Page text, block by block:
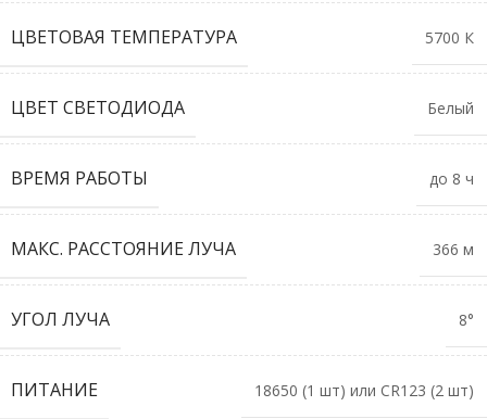
ЦВЕТОВАЯ ТЕМПЕРАТУРА 5700 К
ЦВЕТ СВЕТОДИОДА Белый
ВРЕМЯ РАБОТЫ до 8 ч
МАКС. РАССТОЯНИЕ ЛУЧА 366 м
УГОЛ ЛУЧА 8°
ПИТАНИЕ 18650 (1 шт) или CR123 (2 шт)